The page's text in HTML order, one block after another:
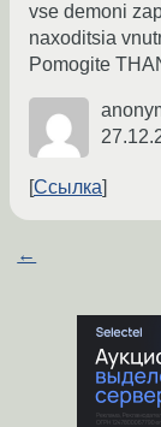
vse demoni
naxoditsia
Pomogite
Ссылка
←